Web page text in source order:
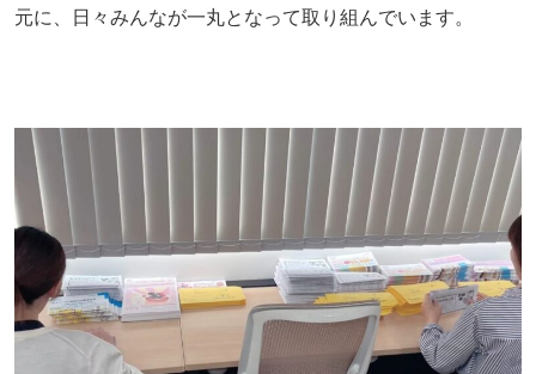
元に、日々みんなが一丸となって取り組んでいます。